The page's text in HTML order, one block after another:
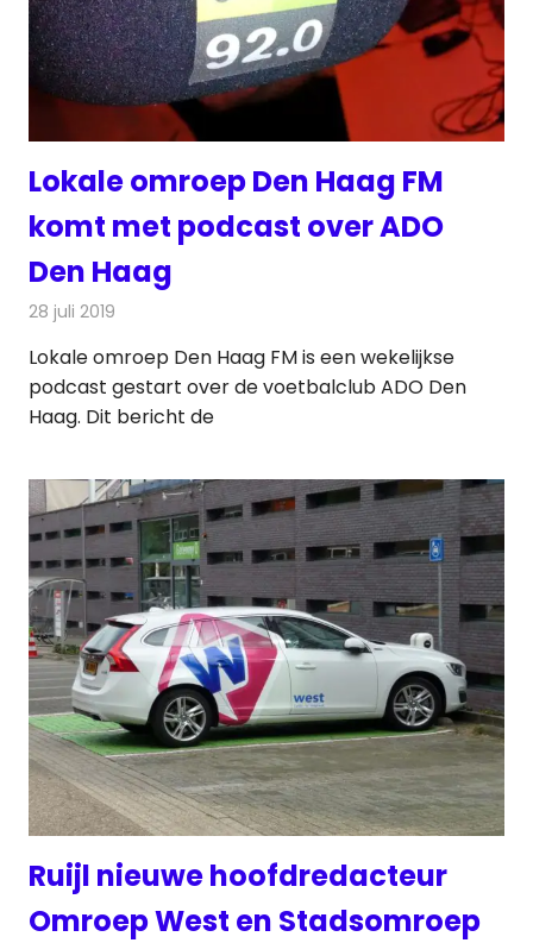
Lokale omroep Den Haag FM
komt met podcast over ADO
Den Haag
28 juli 2019
Lokale omroep Den Haag FM is een wekelijkse
podcast gestart over de voetbalclub ADO Den
Haag. Dit bericht de
Ruijl nieuwe hoofdredacteur
Omroep West en Stadsomroep